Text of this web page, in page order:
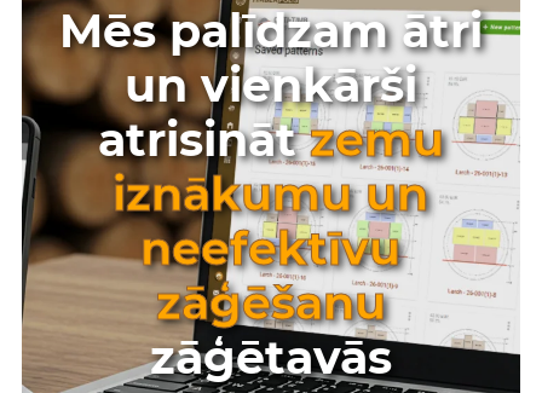
Mēs palīdzam ātri
un vienkārši
atrisinātzemu
iznākumu un
neefektīvu
zāģēšanu
zāģētavās